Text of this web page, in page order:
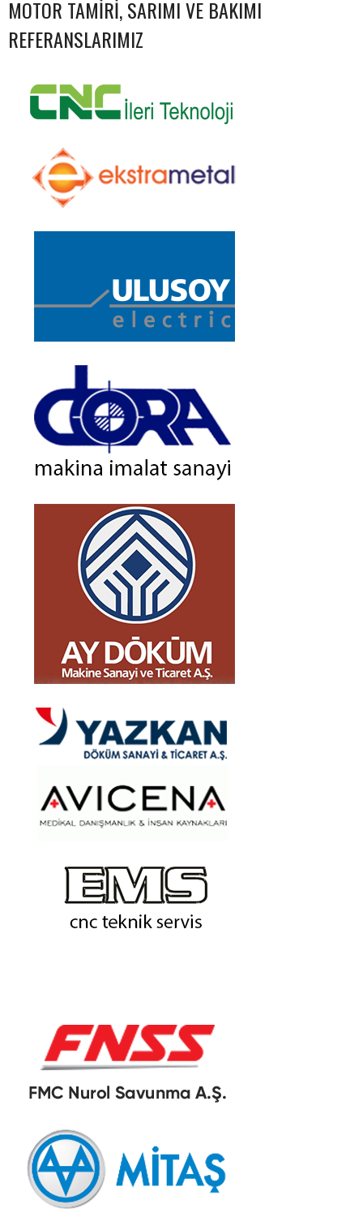
MOTOR TAMIRI, SARIMI VE BAKIMI
REFERANSLARIMIZ